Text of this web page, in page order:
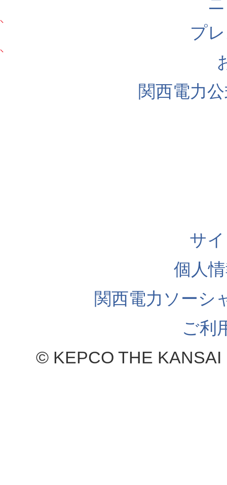
プ
関西電力
サ
個人
関西電力ソーシ
ご利
© KEPCO THE